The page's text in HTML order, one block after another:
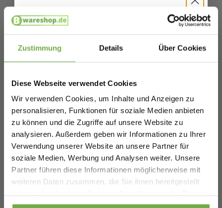
Zustimmung Details Über Cookies
Diese Webseite verwendet Cookies
Wir verwenden Cookies, um Inhalte und Anzeigen zu
personalisieren, Funktionen für soziale Medien anbieten
zu können und die Zugriffe auf unsere Website zu
analysieren. Außerdem geben wir Informationen zu Ihrer
Verwendung unserer Website an unsere Partner für
soziale Medien, Werbung und Analysen weiter. Unsere
Partner führen diese Informationen möglicherweise mit
weiteren Daten zusammen, die Sie ihnen bereitgestellt
gesammelt haben.
Für den Innen- und Außenbereich geeignet
Spezifikationen
Artikelnummer
SKU
9721055565236
Ähnliche Produkte
Mica Decorations Pflanzkübel Shandy –
Metall – 54 x 23 x 48 cm – Hellbraun
Vergleichspreis
Schnäppchenjäger 👋
Melde dich an und erhalte sofort
Rabatten bis zu 70%.
Geburtstag